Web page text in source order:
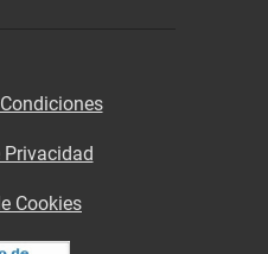
Cookies